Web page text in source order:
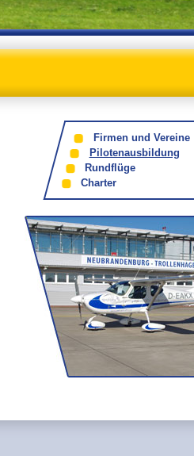
Firmen und Vereine
Pilotenausbildung
Rundflüge
Charter